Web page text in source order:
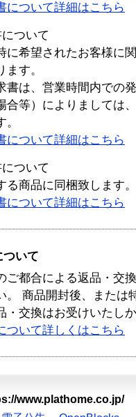
について詳細はこちら
ついて
に希望されたお客様に
ます。
書は、営業時間内での
合等）によりましては
について詳細はこちら
ついて
る商品に同梱致します。
について詳細はこちら
ついて
ご都合による返品・交
。 商品開封後、または
・交換はお受けいたし
ついて詳しくはこちら
www.plathome.co.jp/